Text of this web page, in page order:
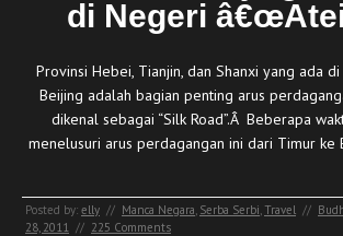
di Negeri
Provinsi Hebei, Tianjin, dan Shanxi yang ada
Beijing adalah bagian penting arus
dikenal sebagai “Silk Road”.Â Beberapa
menelusuri arus perdagangan ini dari Timur ke
Posted by: elly // Manca Negara Serba Serbi Travel //
28, 2011
// 225 Comments